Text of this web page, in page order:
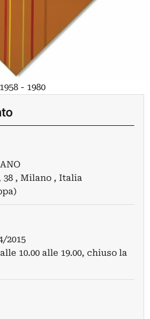
- 1980
38 , Milano , Italia
2015
10.00 alle 19.00, chiuso la